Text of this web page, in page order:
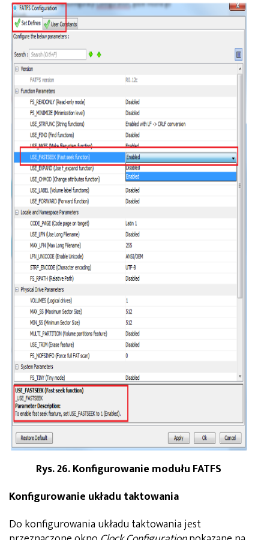
Rys. 26. Konfigurowanie modułu FATFS
Konfigurowanie układu taktowania
Do konfigurowania układu taktowania jest